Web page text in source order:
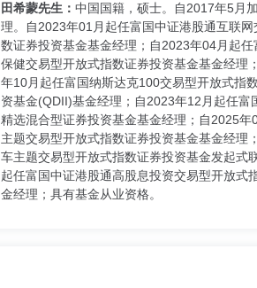
田希蒙先生： 中国国籍，硕士。自2017年5月
理。自2023年01月起任富国中证港股通互联
数证券投资基金基金经理；自2023年04月起
保健交易型开放式指数证券投资基金基金经理
年10月起任富国纳斯达克100交易型开放式指
资基金(QDII)基金经理；自2023年12月起任
精选混合型证券投资基金基金经理；自2025
主题交易型开放式指数证券投资基金基金经
车主题交易型开放式指数证券投资基金发起式
起任富国中证港股通高股息投资交易型开放
金经理；具有基金从业资格。